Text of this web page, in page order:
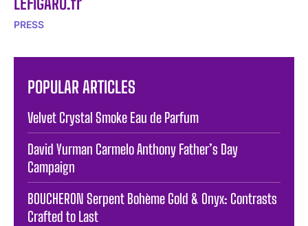
PRESS
POPULAR ARTICLES
Velvet Crystal Smoke Eau de Parfum
David Yurman Carmelo Anthony Father’s Day
Campaign
BOUCHERON Serpent Bohème Gold & Onyx: Contrasts
Crafted to Last